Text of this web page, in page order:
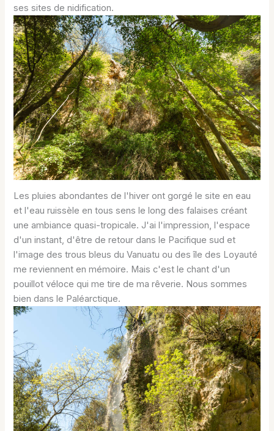
ses sites de nidification.
Les pluies abondantes de l'hiver ont gorgé le site en eau
et l'eau ruissèle en tous sens le long des falaises créant
une ambiance quasi-tropicale. J'ai l'impression, l'espace
d'un instant, d'être de retour dans le Pacifique sud et
l'image des trous bleus du Vanuatu ou des île des Loyauté
me reviennent en mémoire. Mais c'est le chant d'un
pouillot véloce qui me tire de ma rêverie. Nous sommes
bien dans le Paléarctique.